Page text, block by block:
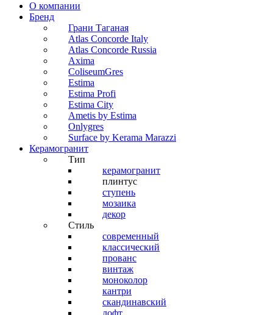
О компании
Бренд
Грани Таганая
Atlas Concorde Italy
Atlas Concorde Russia
Axima
ColiseumGres
Estima
Estima Profi
Estima City
Ametis by Estima
Onlygres
Surface by Kerama Marazzi
Керамогранит
Тип
керамогранит
плинтус
ступень
мозаика
декор
Стиль
современный
классический
прованс
винтаж
моноколор
кантри
скандинавский
лофт